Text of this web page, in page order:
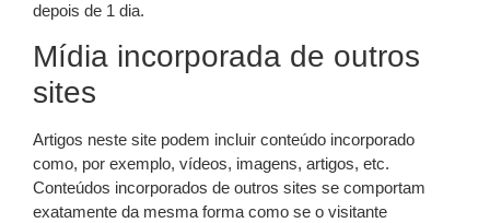
depois de 1 dia.
Mídia incorporada de outros
sites
Artigos neste site podem incluir conteúdo incorporado
como, por exemplo, vídeos, imagens, artigos, etc.
Conteúdos incorporados de outros sites se comportam
exatamente da mesma forma como se o visitante